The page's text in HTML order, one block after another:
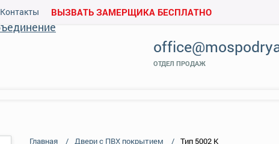
Контакты ВЫЗВАТЬ ЗАМЕРЩИКА БЕСПЛАТНО
ОТДЕЛ ПРОДАЖ
Главная Двери с ПВХ покрытием Тип 5002 К